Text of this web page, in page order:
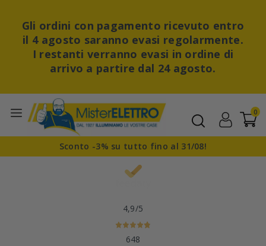
Gli ordini con pagamento ricevuto entro
il 4 agosto saranno evasi regolarmente.
I restanti verranno evasi in ordine di
arrivo a partire dal 24 agosto.
0
Sconto -3% su tutto fino al 31/08!
4,9/5
648